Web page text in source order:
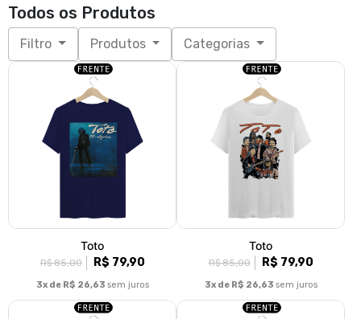
Todos os Produtos
Filtro Produtos Categorias
Toto
R$ 85,00 R$ 79,90
3x de R$ 26,63 sem juros
Toto
R$ 85,00 R$ 79,90
3x de R$ 26,63 sem juros